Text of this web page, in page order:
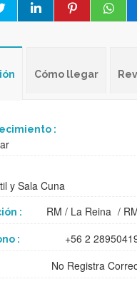
Cómo llegar
:
y Sala Cuna
: RM / La Reina /
: +56 2
No Registra